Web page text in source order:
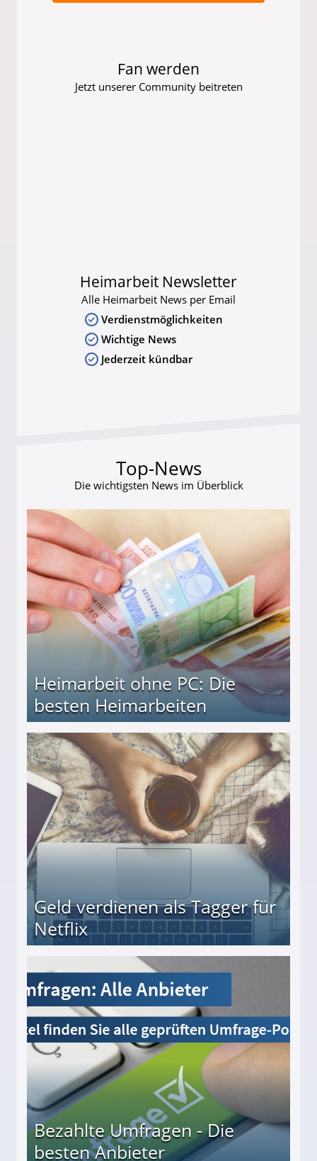
Fan werden
Jetzt unserer Community beitreten
Heimarbeit Newsletter
Alle Heimarbeit News per Email
Verdienstmöglichkeiten
Wichtige News
Jederzeit kündbar
Top-News
Die wichtigsten News im Überblick
Heimarbeit ohne PC: Die
besten Heimarbeiten
Geld verdienen als Tagger für
Netflix
Bezahlte Umfragen - Die
besten Anbieter